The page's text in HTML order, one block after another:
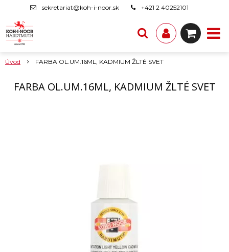
sekretariat@koh-i-noor.sk +421 2 40252101
Úvod FARBA OL.UM.16ML, KADMIUM ŽLTÉ SVET
FARBA OL.UM.16ML, KADMIUM ŽLTÉ SVET